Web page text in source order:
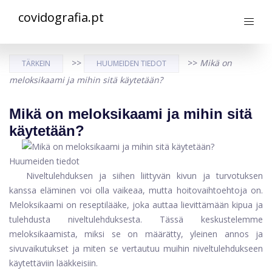
covidografia.pt
TÄRKEIN >> HUUMEIDEN TIEDOT >> Mikä on
meloksikaami ja mihin sitä käytetään?
Mikä on meloksikaami ja mihin sitä
käytetään?
Huumeiden tiedot
Niveltulehduksen ja siihen liittyvän kivun ja turvotuksen
kanssa eläminen voi olla vaikeaa, mutta hoitovaihtoehtoja on.
Meloksikaami on reseptilääke, joka auttaa lievittämään kipua ja
tulehdusta niveltulehduksesta. Tässä keskustelemme
meloksikaamista, miksi se on määrätty, yleinen annos ja
sivuvaikutukset ja miten se vertautuu muihin niveltulehdukseen
käytettäviin lääkkeisiin.